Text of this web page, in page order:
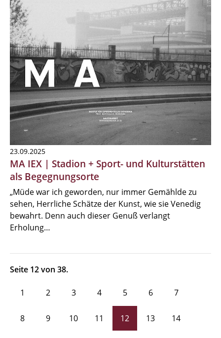
23.09.2025
MA IEX | Stadion + Sport- und Kulturstätten
als Begegnungsorte
„Müde war ich geworden, nur immer Gemählde zu
sehen, Herrliche Schätze der Kunst, wie sie Venedig
bewahrt. Denn auch dieser Genuß verlangt
Erholung…
Seite 12 von 38.
1 2 3 4 5 6 7
8 9 10 11 12 13 14